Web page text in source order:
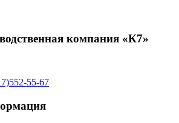
компания «К7»
55-67